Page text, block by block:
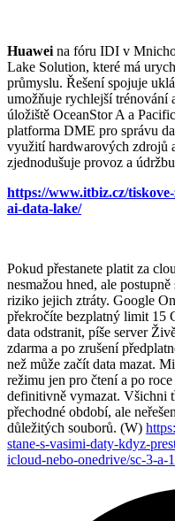
Huawei na fóru IDI v
Lake Solution, které má
průmyslu. Řešení spojuje
umožňuje rychlejší trénování
úložiště OceanStor A a
platforma DME pro správu
využití hardwarových zdrojů
zjednodušuje provoz a
https://www.itbiz.cz/
ai-data-lake/
Pokud přestanete platit za
nesmažou hned, ale
riziko jejich ztráty. Google
překročíte bezplatný limit 15
data odstranit, píše server
zdarma a po zrušení
než může začít data mazat.
režimu jen pro čtení a po
definitivně vymazat. Všichni
přechodné období, ale
důležitých souborů. (W)
stane-s-vasimi-daty-kdyz-
icloud-nebo-onedrive/sc-3-a-